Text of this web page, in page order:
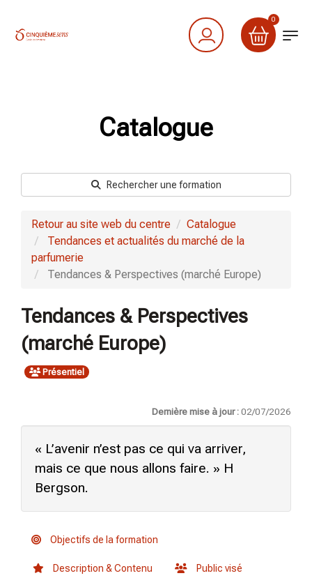
0
Catalogue
Rechercher une formation
Retour au site web du centre
Catalogue
Tendances et actualités du marché de la
parfumerie
Tendances & Perspectives (marché Europe)
Tendances & Perspectives
(marché Europe)
Présentiel
Dernière mise à jour :02/07/2026
« L’avenir n’est pas ce qui va arriver,
mais ce que nous allons faire. » H
Bergson.
Objectifs de la formation
Description & Contenu Public visé